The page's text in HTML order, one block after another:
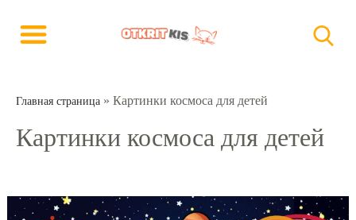
Главная страница » Картинки космоса для детей
Картинки космоса для детей